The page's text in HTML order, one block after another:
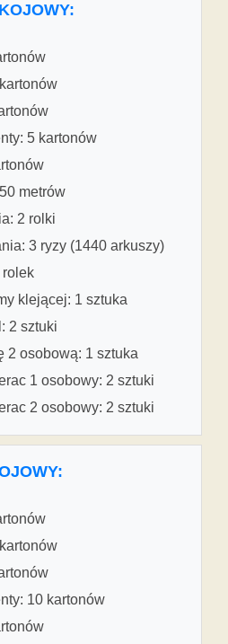
5 kartonów
metrów
2 rolki
3 ryzy (1440 arkuszy)
rolek
klejącej: 1 sztuka
2 sztuki
2 osobową: 1 sztuka
1 osobowy: 2 sztuki
2 osobowy: 2 sztuki
10 kartonów